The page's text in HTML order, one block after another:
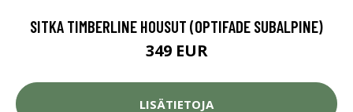
SITKA TIMBERLINE HOUSUT (OPTIFADE SUBALPINE)
349 EUR
LISÄTIETOJA